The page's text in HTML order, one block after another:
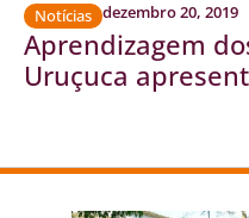
Notícias dezembro 20, 2019
Aprendizagem
Uruçuca